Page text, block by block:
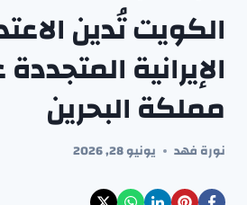
الكويت تُدين
الإيرانية
مملكة البحرين
نورة فهد يونيو 28, 2026